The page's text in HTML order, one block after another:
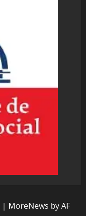
| MoreNews by AF